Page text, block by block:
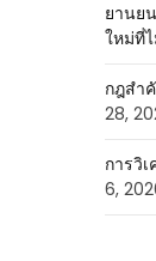
ยานย
ใหม่ที่
กฎสำ
28,
การวิ
6,